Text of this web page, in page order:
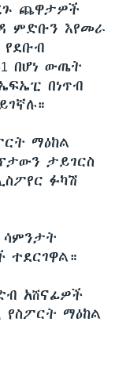
ጨዋታዎች
ምድቡን እየመራ
በሆነ ውጤት
በነጥብ
ማዕከል
ታይገርስ
ፉካሽ
ሳምንታት
ተደርገዋል።
አሸናፊዎች
የስፖርት ማዕከል